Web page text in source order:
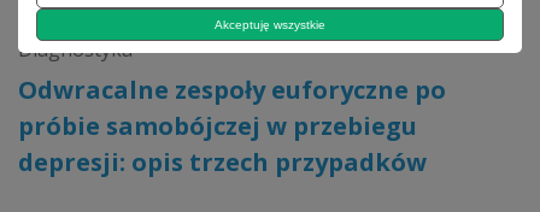
Diagnostyka
Odwracalne zespoły euforyczne po
próbie samobójczej w przebiegu
depresji: opis trzech przypadków
Akceptuję wszystkie